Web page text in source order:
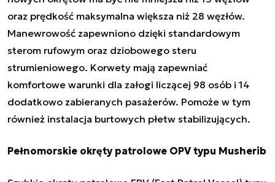
oraz prędkość maksymalna większa niż 28 węzłów.
Manewrowość zapewniono dzięki standardowym
sterom rufowym oraz dziobowego steru
strumieniowego. Korwety mają zapewniać
komfortowe warunki dla załogi liczącej 98 osób i 14
dodatkowo zabieranych pasażerów. Pomoże w tym
również instalacja burtowych płetw stabilizujących.
Pełnomorskie okręty patrolowe OPV typu Musherib